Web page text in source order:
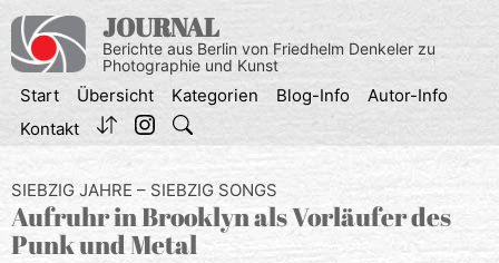
Inhalt
springen
JOURNAL
Berichte aus Berlin von Friedhelm Denkeler zu
Photographie und Kunst
Start Übersicht Kategorien Blog-Info
Autor-Info
Kontakt
SIEBZIG JAHRE – SIEBZIG SONGS
Aufruhr in Brooklyn als Vorläufer des
Punk und Metal